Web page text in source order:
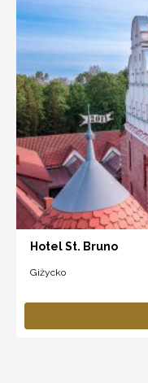
Hotel St. Bruno
Giżycko